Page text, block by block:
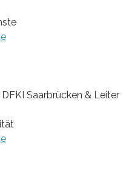
Saarbrücken & Leiter